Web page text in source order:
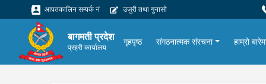
आपतकालिन सम्पर्क नं उजुरी तथा गुनासो
बागमती प्रदेश
प्रहरी कार्यालय
गृहपृष्ठ संगठनात्मक संरचना हाम्रो